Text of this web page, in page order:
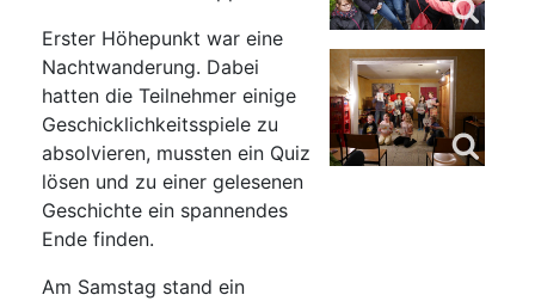
Erster Höhepunkt war eine
Nachtwanderung. Dabei
hatten die Teilnehmer einige
Geschicklichkeitsspiele zu
absolvieren, mussten ein Quiz
lösen und zu einer gelesenen
Geschichte ein spannendes
Ende finden.
Am Samstag stand ein